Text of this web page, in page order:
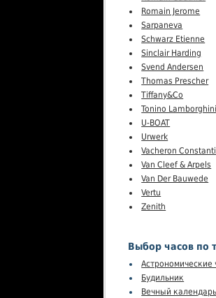
Romain Jerome
Sarpaneva
Schwarz Etienne
Sinclair Harding
Svend Andersen
Thomas Prescher
Tiffany&Co
Tonino Lamborghini
U-BOAT
Urwerk
Vacheron
Van Cleef & Arpels
Van Der Bauwede
Vertu
Zenith
Выбор часов по
Астрономические
Будильник
Вечный календарь